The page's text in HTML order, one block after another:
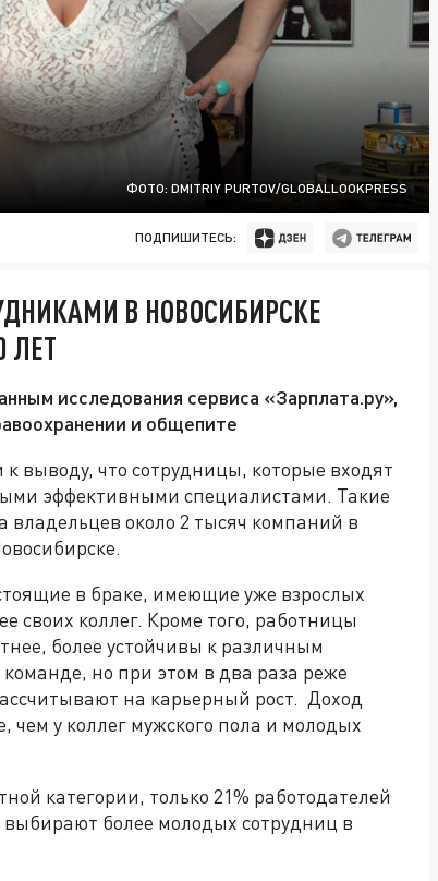
ФОТО: DMITRIY PURTOV/GLOBALLOOKPRESS
ПОДПИШИТЕСЬ:
В НОВОСИБИРСКЕ
ЛЕТ
исследования сервиса «Зарплата.ру»,
и общепите
выводу, что сотрудницы, которые входят
эффективными специалистами. Такие
владельцев около 2 тысяч компаний в
в браке, имеющие уже взрослых
своих коллег. Кроме того, работницы
более устойчивы к различным
но при этом в два раза реже
на карьерный рост. Доход
у коллег мужского пола и молодых
категории, только 21% работодателей
более молодых сотрудниц в